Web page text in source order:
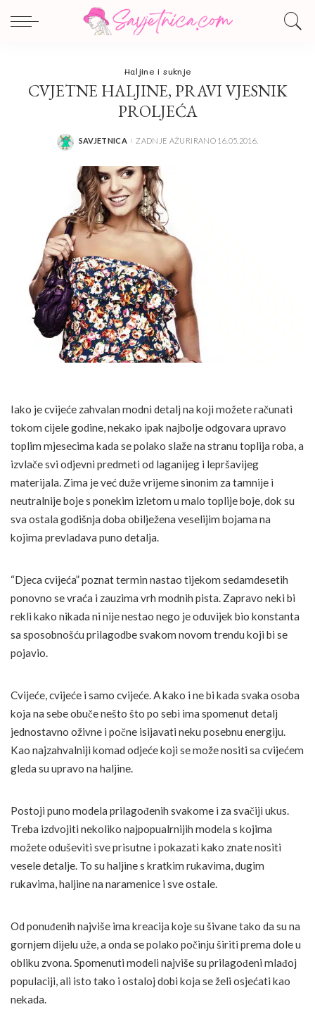
Haljine i suknje
CVJETNE HALJINE, PRAVI VJESNIK
PROLJEĆA
POSTED
SAVJETNICA ZADNJE AŽURIRANO 16.05.2016.
Iako je cvijeće zahvalan modni detalj na koji možete računati
tokom cijele godine, nekako ipak najbolje odgovara upravo
toplim mjesecima kada se polako slaže na stranu toplija roba, a
izvlače svi odjevni predmeti od laganijeg i lepršavijeg
materijala. Zima je već duže vrijeme sinonim za tamnije i
neutralnije boje s ponekim izletom u malo toplije boje, dok su
sva ostala godišnja doba obilježena veselijim bojama na
kojima prevladava puno detalja.
“Djeca cvijeća” poznat termin nastao tijekom sedamdesetih
ponovno se vraća i zauzima vrh modnih pista. Zapravo neki bi
rekli kako nikada ni nije nestao nego je oduvijek bio konstanta
sa sposobnošću prilagodbe svakom novom trendu koji bi se
pojavio.
Cvijeće, cvijeće i samo cvijeće. A kako i ne bi kada svaka osoba
koja na sebe obuče nešto što po sebi ima spomenut detalj
jednostavno oživne i počne isijavati neku posebnu energiju.
Kao najzahvalniji komad odjeće koji se može nositi sa cvijećem
gleda su upravo na haljine.
Postoji puno modela prilagođenih svakome i za svačiji ukus.
Treba izdvojiti nekoliko najpopualrnijih modela s kojima
možete oduševiti sve prisutne i pokazati kako znate nositi
vesele detalje. To su haljine s kratkim rukavima, dugim
rukavima, haljine na naramenice i sve ostale.
Od ponuđenih najviše ima kreacija koje su šivane tako da su na
gornjem dijelu uže, a onda se polako počinju širiti prema dole u
obliku zvona. Spomenuti modeli najviše su prilagođeni mlađoj
populaciji, ali isto tako i ostaloj dobi koja se želi osjećati kao
nekada.